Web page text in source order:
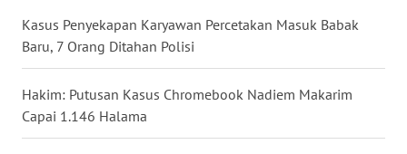
Kasus Penyekapan Karyawan Percetakan Masuk Babak
Baru, 7 Orang Ditahan Polisi
Hakim: Putusan Kasus Chromebook Nadiem Makarim
Capai 1.146 Halama
KALTIM
WN
SULSEL